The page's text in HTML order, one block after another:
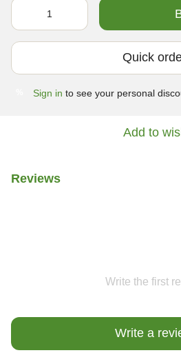
Quick
Sign in to see your personal
Add to
Reviews
Write the first
Write a